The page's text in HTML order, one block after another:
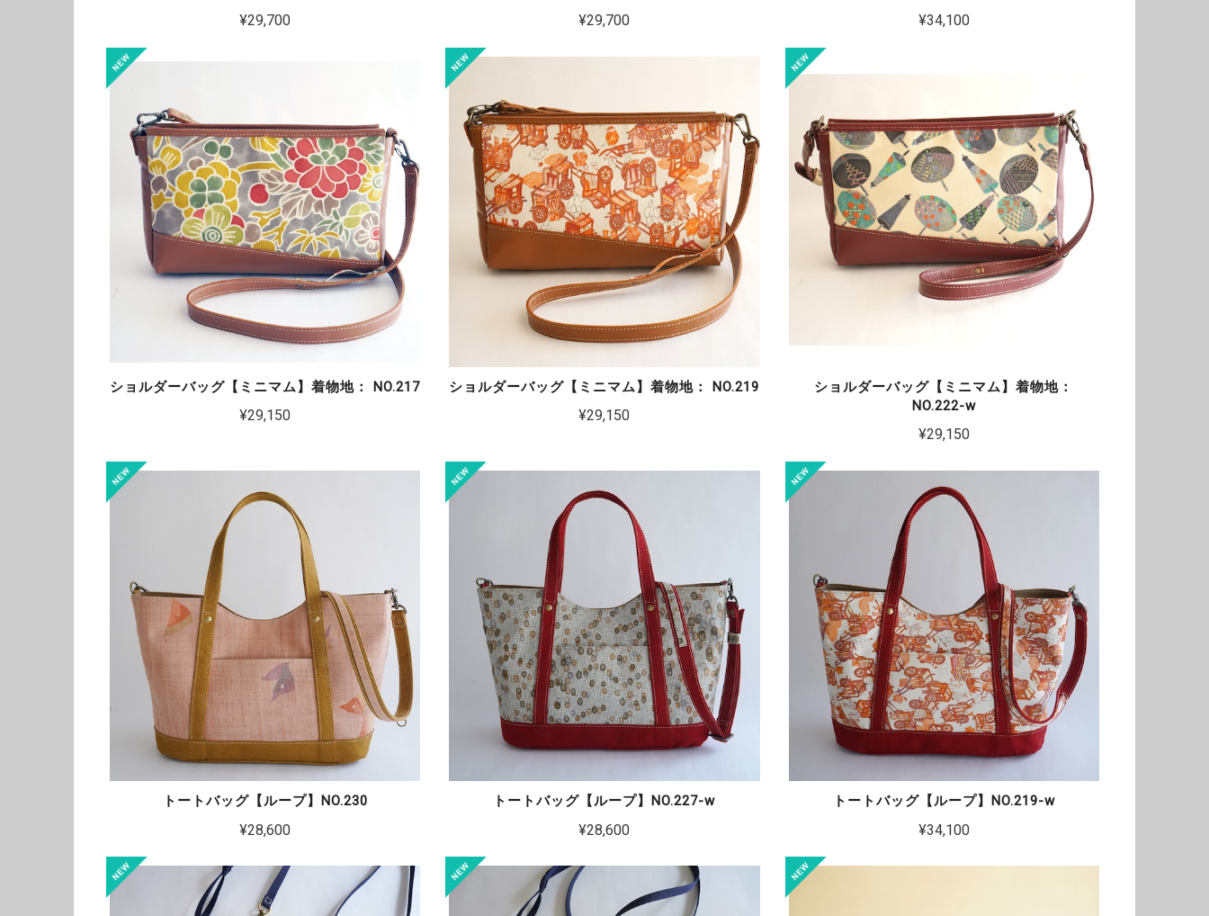
¥29,700 ¥29,700 ¥34,100
ショルダーバッグ【ミニマム】着物地： NO.217
¥29,150
ショルダーバッグ【ミニマム】着物地： NO.219
¥29,150
ショルダーバッグ【ミニマム】着物地：
NO.222-w
¥29,150
トートバッグ【ループ】NO.230
¥28,600
トートバッグ【ループ】NO.227-w
¥28,600
トートバッグ【ループ】NO.219-w
¥34,100